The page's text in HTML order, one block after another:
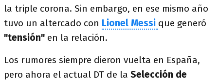
la triple corona. Sin embargo, en ese mismo año
tuvo un altercado con Lionel Messi que generó
"tensión" en la relación.
Los rumores siempre dieron vuelta en España,
pero ahora el actual DT de la Selección de